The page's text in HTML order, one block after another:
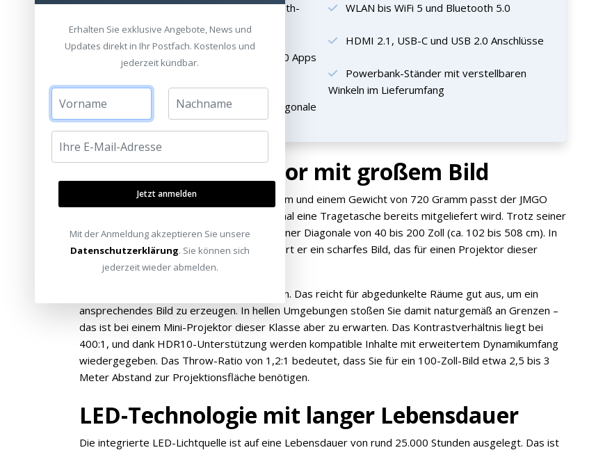
2-in-1: Projektor und 8-Watt-Bluetooth-
Lautsprecher
Google TV mit Zugriff auf über 10.000 Apps
Projektion von 40 bis 200 Zoll Bilddiagonale
WLAN bis WiFi 5 und Bluetooth 5.0
HDMI 2.1, USB-C und USB 2.0 Anschlüsse
Powerbank-Ständer mit verstellbaren
Winkeln im Lieferumfang
Kompakter Projektor mit großem Bild
Mit Abmessungen von nur 166 x 85 x 85 mm und einem Gewicht von 720 Gramm passt der JMGO
PicoPlay+ problemlos in jede Tasche – zumal eine Tragetasche bereits mitgeliefert wird. Trotz seiner
kompakten Größe projiziert er Bilder mit einer Diagonale von 40 bis 200 Zoll (ca. 102 bis 508 cm). In
Full-HD-Auflösung (1920 x 1080 Pixel) liefert er ein scharfes Bild, das für einen Projektor dieser
Größenklasse ordentlich ausfällt.
Die LED-Lichtquelle erreicht 450 ISO Lumen. Das reicht für abgedunkelte Räume gut aus, um ein
ansprechendes Bild zu erzeugen. In hellen Umgebungen stoßen Sie damit naturgemäß an Grenzen –
das ist bei einem Mini-Projektor dieser Klasse aber zu erwarten. Das Kontrastverhältnis liegt bei
400:1, und dank HDR10-Unterstützung werden kompatible Inhalte mit erweitertem Dynamikumfang
wiedergegeben. Das Throw-Ratio von 1,2:1 bedeutet, dass Sie für ein 100-Zoll-Bild etwa 2,5 bis 3
Meter Abstand zur Projektionsfläche benötigen.
LED-Technologie mit langer Lebensdauer
Die integrierte LED-Lichtquelle ist auf eine Lebensdauer von rund 25.000 Stunden ausgelegt. Das ist
Erhalten Sie exklusive Angebote, News und
Updates direkt in Ihr Postfach. Kostenlos und
jederzeit kündbar.
Jetzt anmelden
Mit der Anmeldung akzeptieren Sie unsere
Datenschutzerklärung. Sie können sich
jederzeit wieder abmelden.